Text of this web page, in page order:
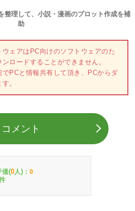
整理して、小説・漫画のプロット作成を補
助
ェアはPC向けのソフトウェアのた
ロードすることができません。
PCと情報共有して頂き、PCからダ
。
コメント
価(0 人)： 0